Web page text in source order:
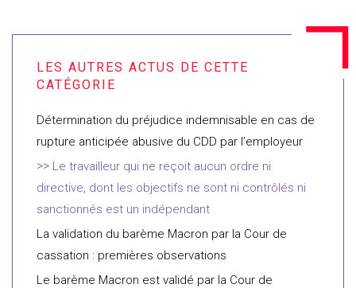
Détermination du préjudice indemnisable en cas de
rupture anticipée abusive du CDD par l’employeur
Le travailleur qui ne reçoit aucun ordre ni
directive, dont les objectifs ne sont ni contrôlés ni
sanctionnés est un indépendant
La validation du barème Macron par la Cour de
cassation : premières observations
Le barème Macron est validé par la Cour de